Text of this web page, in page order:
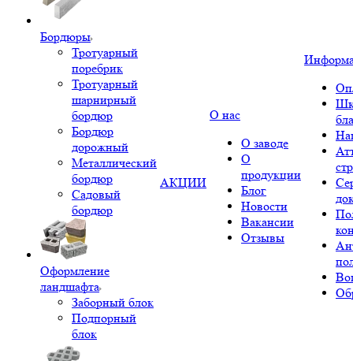
Бордюры
Тротуарный
поребрик
Тротуарный
шарнирный
бордюр
Бордюр
дорожный
Металлический
бордюр
Садовый
бордюр
Оформление
ландшафта
Заборный блок
Подпорный
блок
АКЦИИ
О нас
О заводе
О
продукции
Блог
Новости
Вакансии
Отзывы